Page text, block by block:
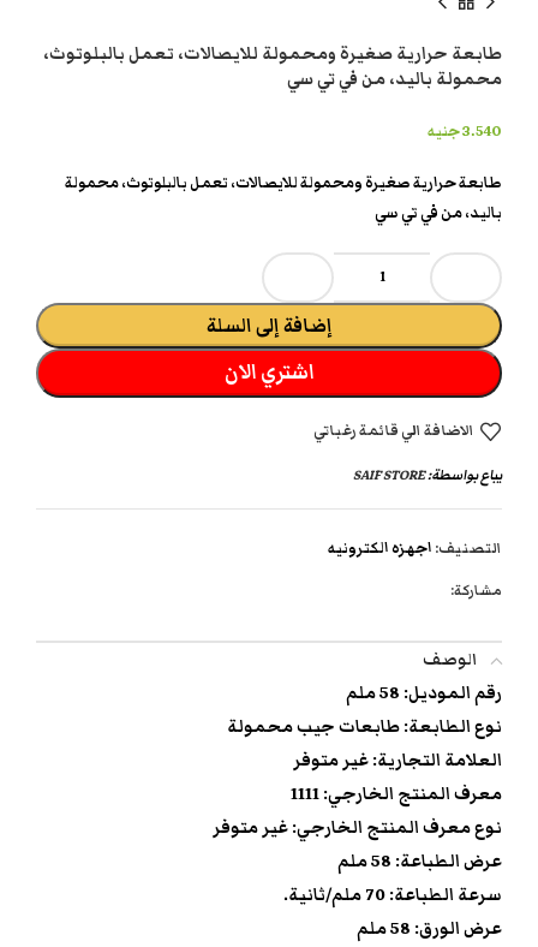
طابعة حرارية صغيرة ومحمولة للايصالات، تعمل بالبلوتوث،
محمولة باليد، من في تي سي
3.540جنيه
طابعة حرارية صغيرة ومحمولة للايصالات، تعمل بالبلوتوث، محمولة
باليد، من في تي سي
إضافة إلى السلة
اشتري الان
الاضافة الي قائمة رغباتي
يباع بواسطة:SAIF STORE
التصنيف: اجهزه الكترونيه
مشاركة:
الوصف
رقم الموديل: 58 ملم
نوع الطابعة: طابعات جيب محمولة
العلامة التجارية: غير متوفر
معرف المنتج الخارجي: 1111
نوع معرف المنتج الخارجي: غير متوفر
عرض الطباعة: 58 ملم
سرعة الطباعة: 70 ملم/ثانية.
عرض الورق: 58 ملم